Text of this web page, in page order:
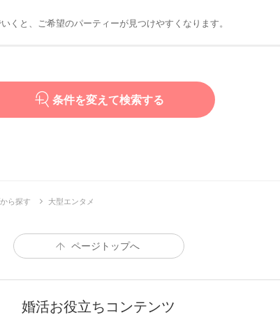
と、ご希望のパーティーが見つけやすくなります。
条件を変えて検索する
ら探す 大型エンタメ
ページトップへ
婚活お役立ちコンテンツ